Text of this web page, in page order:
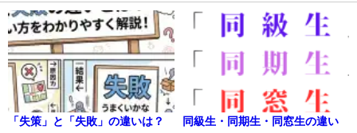
「失策」と「失敗」の違いは？
同級生・同期生・同窓生の違い